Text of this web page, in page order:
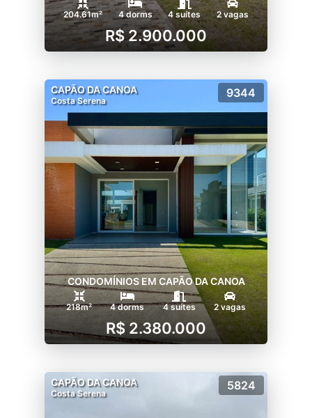
204.61m² 4 dorms 4 suítes 2 vagas
R$ 2.900.000
CAPÃO DA CANOA
Costa Serena
9344
CONDOMÍNIOS EM CAPÃO DA CANOA
218m² 4 dorms 4 suítes 2 vagas
R$ 2.380.000
CAPÃO DA CANOA
Costa Serena
5824